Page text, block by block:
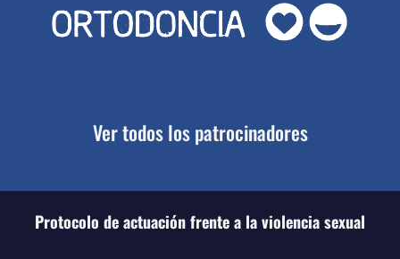
Ver todos los patrocinadores
Protocolo de actuación frente a la violencia sexual